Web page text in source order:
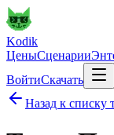
Kodik
ЦеныСценарии
ВойтиСкачать
Назад к списку